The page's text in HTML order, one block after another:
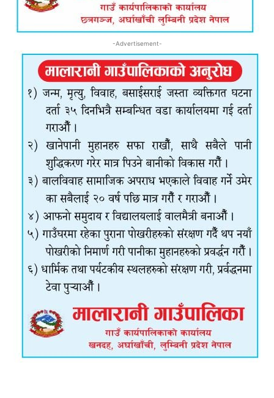
-Advertisement-